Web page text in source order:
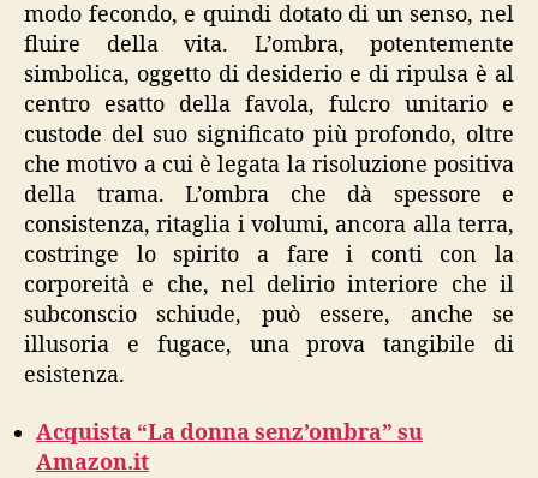
modo fecondo, e quindi dotato di un senso, nel
fluire della vita. L’ombra, potentemente
simbolica, oggetto di desiderio e di ripulsa è al
centro esatto della favola, fulcro unitario e
custode del suo significato più profondo, oltre
che motivo a cui è legata la risoluzione positiva
della trama. L’ombra che dà spessore e
consistenza, ritaglia i volumi, ancora alla terra,
costringe lo spirito a fare i conti con la
corporeità e che, nel delirio interiore che il
subconscio schiude, può essere, anche se
illusoria e fugace, una prova tangibile di
esistenza.
Acquista “La donna senz’ombra” su
Amazon.it